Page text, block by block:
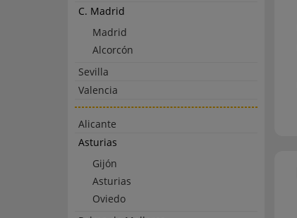
C. Madrid
Madrid
Alcorcón
Sevilla
Valencia
Alicante
Asturias
Gijón
Asturias
Oviedo